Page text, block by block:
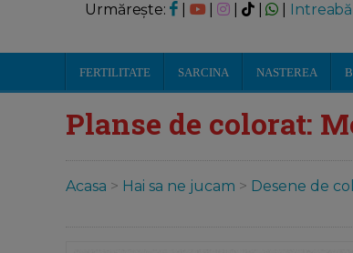
Urmărește: | |
FERTILITATE SARCINA NASTEREA
Planse de colorat:
Acasa > Hai sa ne jucam > Desene de